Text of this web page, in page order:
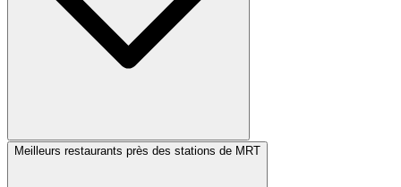
Meilleurs restaurants près des stations de MRT